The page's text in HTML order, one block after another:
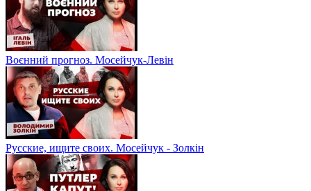
Воєнний прогноз. Мосейчук-Левін
Русские, ищите своих. Мосейчук - Золкін